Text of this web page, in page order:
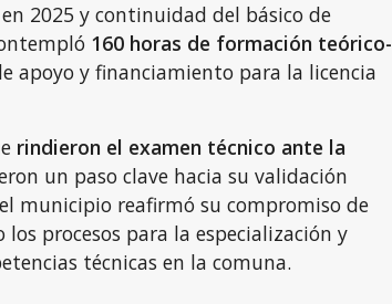
2025 y continuidad del básico de
160 horas de formación teórico-
apoyo y financiamiento para la licencia
rindieron el examen técnico ante la
un paso clave hacia su validación
municipio reafirmó su compromiso de
procesos para la especialización y
técnicas en la comuna.